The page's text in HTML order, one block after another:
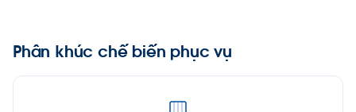
Phân khúc chế biến phục vụ